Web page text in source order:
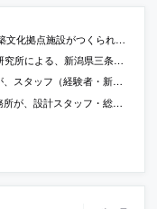
点施設がつくられることに
広場「ステージえんがわ」の内覧会が開催 [2016/3/26]
（経験者・新卒等）を募集中
・総務 経理・プレススタッフを募集中